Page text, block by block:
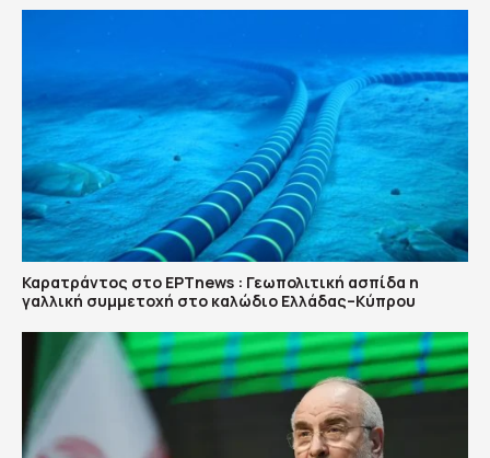
Καρατράντος στο ΕΡΤnews : Γεωπολιτική ασπίδα η
γαλλική συμμετοχή στο καλώδιο Ελλάδας–Κύπρου